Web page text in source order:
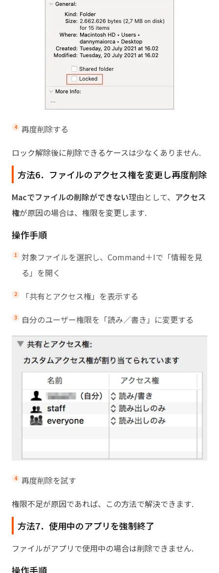
再度削除する
ロック解除後に削除できるケースは少なくありません.
方法6．ファイルのアクセス権を変更し再度削除
Macでファイルの削除ができない理由として、 アクセス
権が原因の場合は、権限を変更します.
操作手順
対象ファイルを選択し、Command＋Iで「情報を見
る」を開く
「共有とアクセス権」を表示する
自分のユーザー権限を「読み／書き」に変更する
再度削除を試す
権限不足が原因であれば、この方法で解決できます.
方法7．使用中のアプリを強制終了
ファイルがアプリで使用中の場合は削除できません.
操作手順